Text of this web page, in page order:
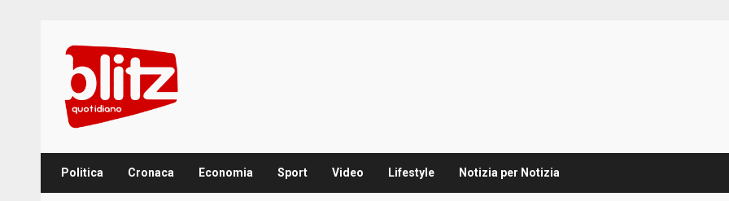
content
Politica Cronaca Economia Sport Video Lifestyle Notizia per Notizia